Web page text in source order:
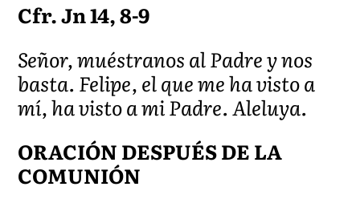
Cfr. Jn 14, 8-9
Señor, muéstranos al Padre y nos
basta. Felipe, el que me ha visto a
mí, ha visto a mi Padre. Aleluya.
ORACIÓN DESPUÉS DE LA
COMUNIÓN